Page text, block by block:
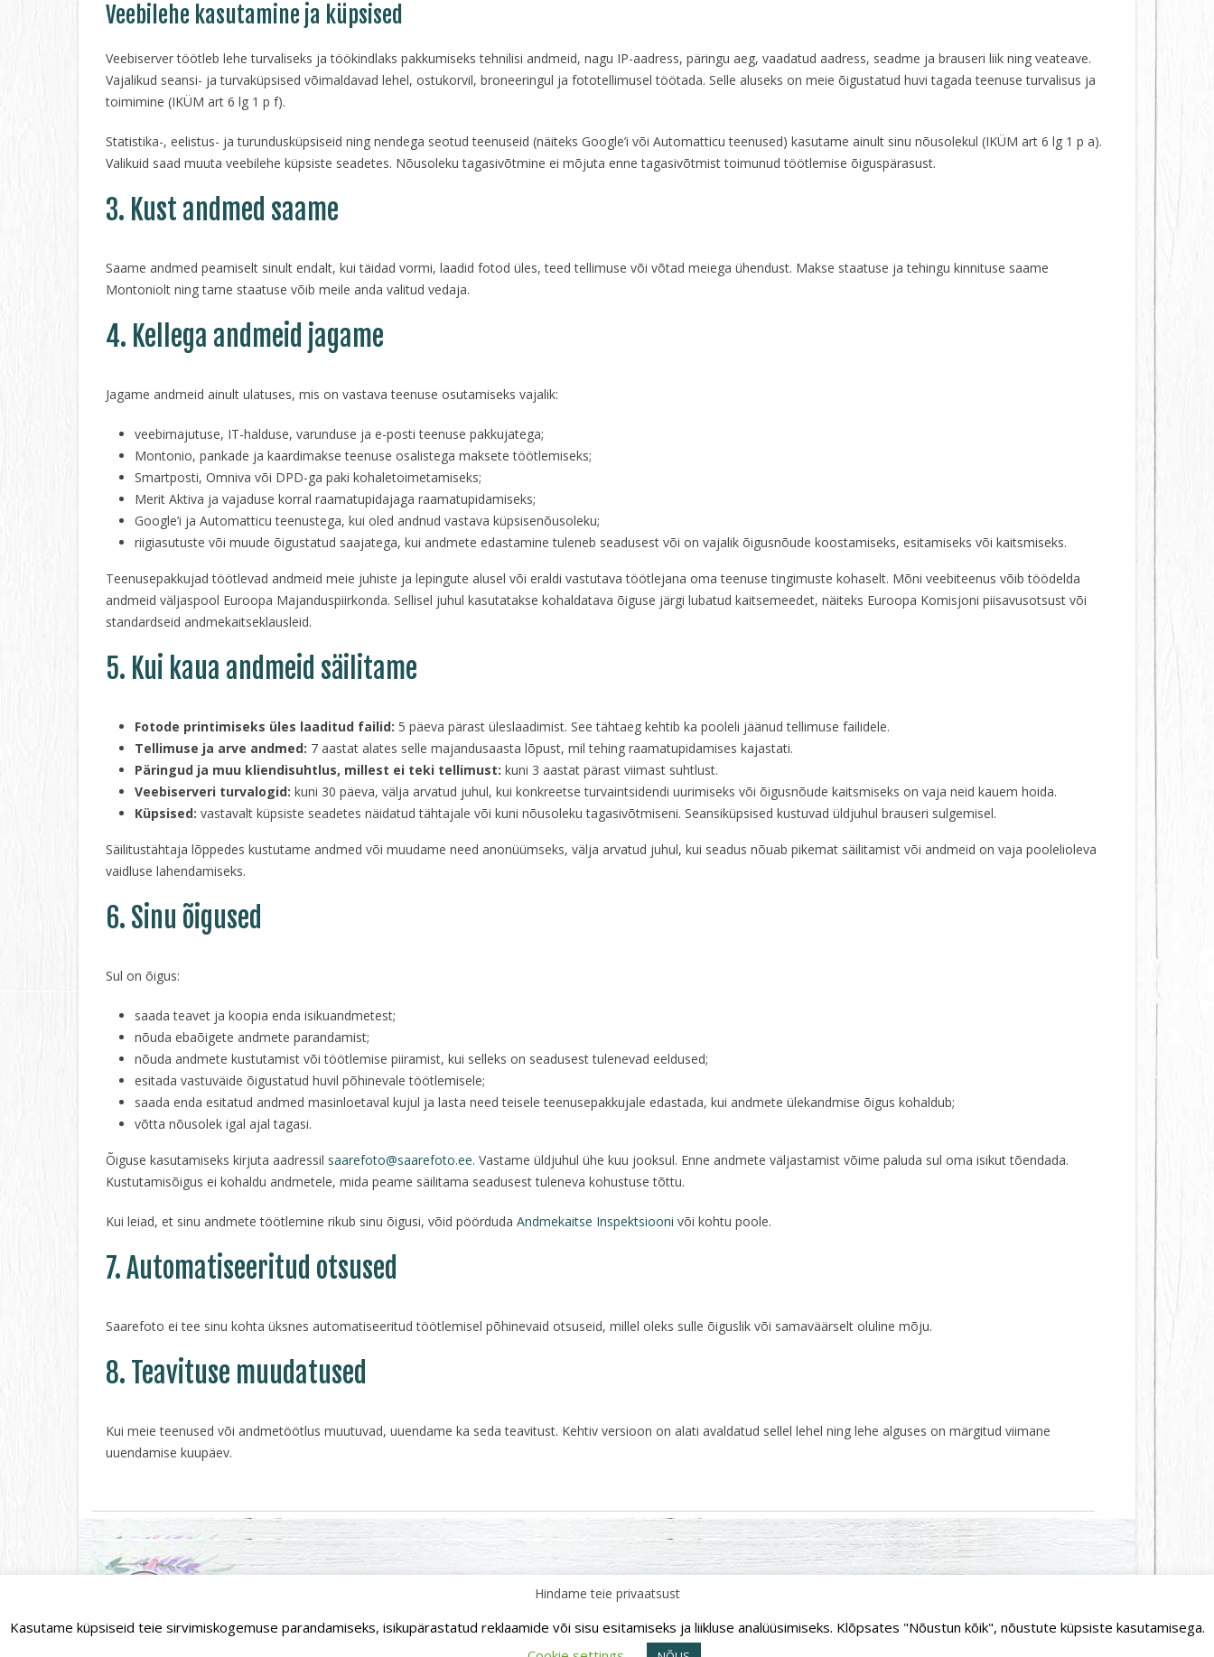
Veebilehe kasutamine ja küpsised
Veebiserver töötleb lehe turvaliseks ja töökindlaks pakkumiseks tehnilisi andmeid, nagu IP-aadress, päringu aeg, vaadatud aadress, seadme ja brauseri liik ning veateave.
Vajalikud seansi- ja turvaküpsised võimaldavad lehel, ostukorvil, broneeringul ja fototellimusel töötada. Selle aluseks on meie õigustatud huvi tagada teenuse turvalisus ja
toimimine (IKÜM art 6 lg 1 p f).
Statistika-, eelistus- ja turundusküpsiseid ning nendega seotud teenuseid (näiteks Google’i või Automatticu teenused) kasutame ainult sinu nõusolekul (IKÜM art 6 lg 1 p a).
Valikuid saad muuta veebilehe küpsiste seadetes. Nõusoleku tagasivõtmine ei mõjuta enne tagasivõtmist toimunud töötlemise õiguspärasust.
3. Kust andmed saame
Saame andmed peamiselt sinult endalt, kui täidad vormi, laadid fotod üles, teed tellimuse või võtad meiega ühendust. Makse staatuse ja tehingu kinnituse saame
Montoniolt ning tarne staatuse võib meile anda valitud vedaja.
4. Kellega andmeid jagame
Jagame andmeid ainult ulatuses, mis on vastava teenuse osutamiseks vajalik:
veebimajutuse, IT-halduse, varunduse ja e-posti teenuse pakkujatega;
Montonio, pankade ja kaardimakse teenuse osalistega maksete töötlemiseks;
Smartposti, Omniva või DPD-ga paki kohaletoimetamiseks;
Merit Aktiva ja vajaduse korral raamatupidajaga raamatupidamiseks;
Google’i ja Automatticu teenustega, kui oled andnud vastava küpsisenõusoleku;
riigiasutuste või muude õigustatud saajatega, kui andmete edastamine tuleneb seadusest või on vajalik õigusnõude koostamiseks, esitamiseks või kaitsmiseks.
Teenusepakkujad töötlevad andmeid meie juhiste ja lepingute alusel või eraldi vastutava töötlejana oma teenuse tingimuste kohaselt. Mõni veebiteenus võib töödelda
andmeid väljaspool Euroopa Majanduspiirkonda. Sellisel juhul kasutatakse kohaldatava õiguse järgi lubatud kaitsemeedet, näiteks Euroopa Komisjoni piisavusotsust või
standardseid andmekaitseklausleid.
5. Kui kaua andmeid säilitame
Fotode printimiseks üles laaditud failid: 5 päeva pärast üleslaadimist. See tähtaeg kehtib ka pooleli jäänud tellimuse failidele.
Tellimuse ja arve andmed: 7 aastat alates selle majandusaasta lõpust, mil tehing raamatupidamises kajastati.
Päringud ja muu kliendisuhtlus, millest ei teki tellimust: kuni 3 aastat pärast viimast suhtlust.
Veebiserveri turvalogid: kuni 30 päeva, välja arvatud juhul, kui konkreetse turvaintsidendi uurimiseks või õigusnõude kaitsmiseks on vaja neid kauem hoida.
Küpsised: vastavalt küpsiste seadetes näidatud tähtajale või kuni nõusoleku tagasivõtmiseni. Seansiküpsised kustuvad üldjuhul brauseri sulgemisel.
Säilitustähtaja lõppedes kustutame andmed või muudame need anonüümseks, välja arvatud juhul, kui seadus nõuab pikemat säilitamist või andmeid on vaja poolelioleva
vaidluse lahendamiseks.
6. Sinu õigused
Sul on õigus:
saada teavet ja koopia enda isikuandmetest;
nõuda ebaõigete andmete parandamist;
nõuda andmete kustutamist või töötlemise piiramist, kui selleks on seadusest tulenevad eeldused;
esitada vastuväide õigustatud huvil põhinevale töötlemisele;
saada enda esitatud andmed masinloetaval kujul ja lasta need teisele teenusepakkujale edastada, kui andmete ülekandmise õigus kohaldub;
võtta nõusolek igal ajal tagasi.
Õiguse kasutamiseks kirjuta aadressil saarefoto@saarefoto.ee. Vastame üldjuhul ühe kuu jooksul. Enne andmete väljastamist võime paluda sul oma isikut tõendada.
Kustutamisõigus ei kohaldu andmetele, mida peame säilitama seadusest tuleneva kohustuse tõttu.
Kui leiad, et sinu andmete töötlemine rikub sinu õigusi, võid pöörduda Andmekaitse Inspektsiooni või kohtu poole.
7. Automatiseeritud otsused
Saarefoto ei tee sinu kohta üksnes automatiseeritud töötlemisel põhinevaid otsuseid, millel oleks sulle õiguslik või samaväärselt oluline mõju.
8. Teavituse muudatused
Kui meie teenused või andmetöötlus muutuvad, uuendame ka seda teavitust. Kehtiv versioon on alati avaldatud sellel lehel ning lehe alguses on märgitud viimane
uuendamise kuupäev.
Saarefoto OÜ | Kiriku tn. 2, Kuressaare 93812 | Tel: 45 21921 | Tegevjuht: 511 3721 | e-post: saarefoto@saarefoto.ee | KMKR number: EE101370464 | Reg. kood: 11940060
Hindame teie privaatsust
Kasutame küpsiseid teie sirvimiskogemuse parandamiseks, isikupärastatud reklaamide või sisu esitamiseks ja liikluse analüüsimiseks. Klõpsates "Nõustun kõik", nõustute küpsiste kasutamisega.